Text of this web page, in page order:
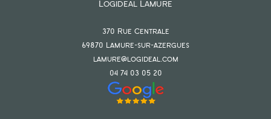
Logideal Lamure
370 Rue Centrale
69870 lamure-sur-azergues
lamure@logideal.com
04 74 03 05 20